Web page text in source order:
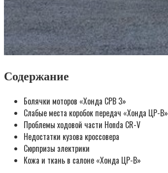
Содержание
Болячки моторов «Хонда СРВ 3»
Слабые места коробок передач «Хонда ЦР-В»
Проблемы ходовой части Honda CR-V
Недостатки кузова кроссовера
Сюрпризы электрики
Кожа и ткань в салоне «Хонда ЦР-В»